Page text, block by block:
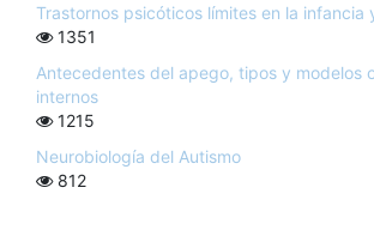
Trastornos psicóticos límites en la infancia
1351
Antecedentes del apego, tipos y modelos
internos
1215
Neurobiología del Autismo
812